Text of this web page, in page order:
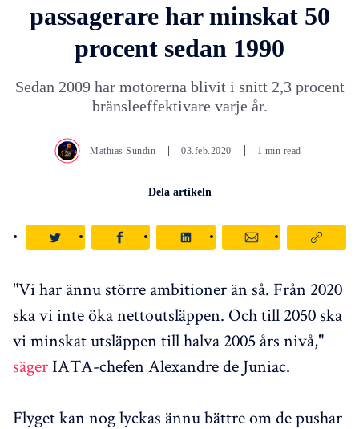
passagerare har minskat 50
procent sedan 1990
Sedan 2009 har motorerna blivit i snitt 2,3 procent
bränsleeffektivare varje år.
Mathias Sundin 03.feb.2020 1 min read
Dela artikeln
"Vi har ännu större ambitioner än så. Från 2020
ska vi inte öka nettoutsläppen. Och till 2050 ska
vi minskat utsläppen till halva 2005 års nivå,"
säger IATA-chefen Alexandre de Juniac.
Flyget kan nog lyckas ännu bättre om de pushar